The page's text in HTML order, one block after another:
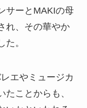
サーとMAKIの母
れ、その華やか
。
エやミュージカ
ことからも、